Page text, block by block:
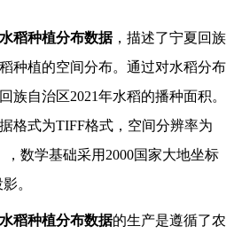
水稻种植分布数据，描述了宁夏回族
种植的空间分布。通过对水稻分布
族自治区2021年水稻的播种面积。
格式为TIFF格式，空间分辨率为
，数学基础采用2000国家大地坐标
。
水稻种植分布数据的生产是遵循了农